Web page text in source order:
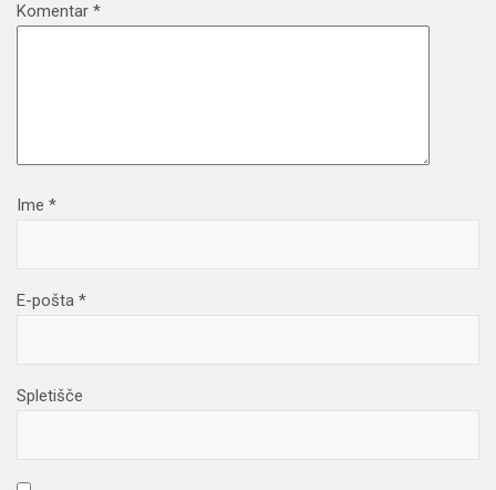
Komentar *
Ime *
E-pošta *
Spletišče